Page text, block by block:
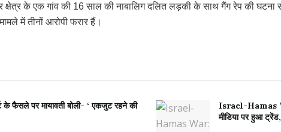
के एक गांव की 16 साल की नाबालिग दलित लड़की के साथ गैंग रेप की घटना
में तीनों आरोपी फरार हैं।
फैसले पर मायावती बोली- ‘ एकजुट रहने की
Israel-Hamas
मीडिया पर हुआ